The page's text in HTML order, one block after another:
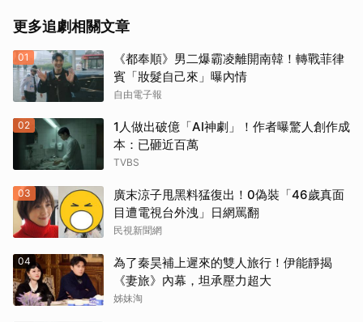
更多追劇相關文章
01
《都奉順》男二爆霸凌離開南韓！轉戰菲律
賓「妝髮自己來」曝內情
自由電子報
02
1人做出破億「AI神劇」！作者曝驚人創作成
本：已砸近百萬
TVBS
03
廣末涼子甩黑料猛復出！0偽裝「46歲真面
目遭電視台外洩」日網罵翻
民視新聞網
04
為了秦昊補上遲來的雙人旅行！伊能靜揭
《妻旅》內幕，坦承壓力超大
姊妹淘